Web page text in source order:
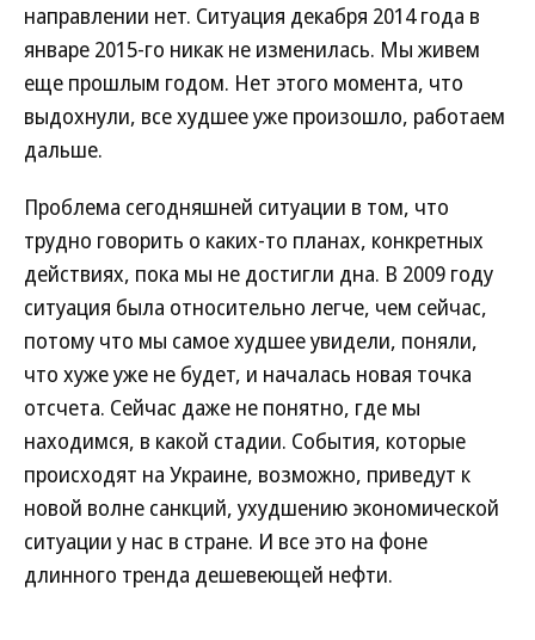
направлении нет. Ситуация декабря 2014 года в
январе 2015-го никак не изменилась. Мы живем
еще прошлым годом. Нет этого момента, что
выдохнули, все худшее уже произошло, работаем
дальше.
Проблема сегодняшней ситуации в том, что
трудно говорить о каких-то планах, конкретных
действиях, пока мы не достигли дна. В 2009 году
ситуация была относительно легче, чем сейчас,
потому что мы самое худшее увидели, поняли,
что хуже уже не будет, и началась новая точка
отсчета. Сейчас даже не понятно, где мы
находимся, в какой стадии. События, которые
происходят на Украине, возможно, приведут к
новой волне санкций, ухудшению экономической
ситуации у нас в стране. И все это на фоне
длинного тренда дешевеющей нефти.